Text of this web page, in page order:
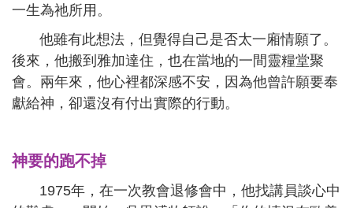
一生為祂所用。
他雖有此想法，但覺得自己是否太一廂情願了。
後來，他搬到雅加達住，也在當地的一間靈糧堂聚
會。兩年來，他心裡都深感不安，因為他曾許願要奉
獻給神，卻還沒有付出實際的行動。
神要的跑不掉
1975年，在一次教會退修會中，他找講員談心中